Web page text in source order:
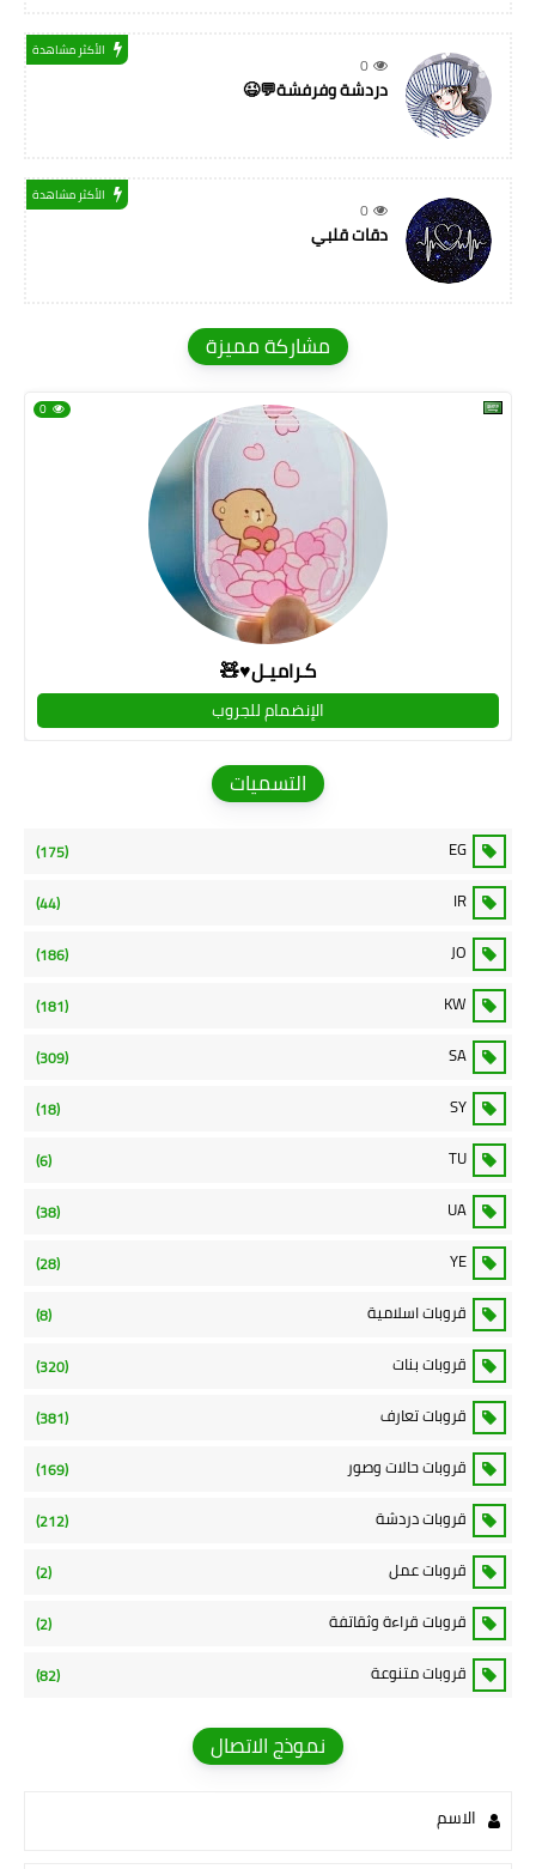
0
الأكثر مشاهدة
دردشة وفرفشة💬😉
0
الأكثر مشاهدة
دقات قلبي
مشاركة مميزة
كـراميـل♥🧸
0
الإنضمام للجروب
التسميات
EG
(175)
IR
(44)
JO
(186)
KW
(181)
SA
(309)
SY
(18)
TU
(6)
UA
(38)
YE
(28)
قروبات اسلامية (8)
قروبات بنات (320)
قروبات تعارف (381)
قروبات حالات وصور (169)
قروبات دردشة (212)
قروبات عمل (2)
قروبات قراءة وثقاتفة (2)
قروبات متنوعة (82)
نموذج الاتصال
الاسم